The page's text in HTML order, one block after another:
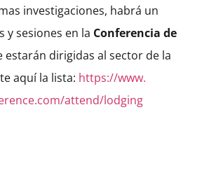
investigaciones, habrá un
y sesiones en la Conferencia de
estarán dirigidas al sector de la
aquí la lista: https://www.
attend/lodging